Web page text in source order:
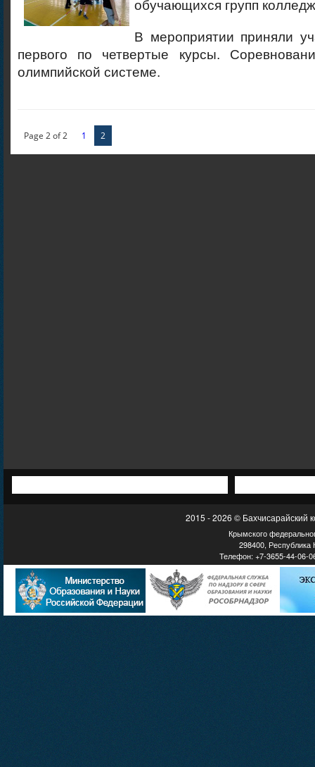
обучающихся групп
В мероприятии приняли
первого по четвертые курсы.
олимпийской системе.
Page 2 of 2 1 2
2015 - 2026 © Бахчисарайский
Крымского
298400, Республика
Телефон: +7-3655-44-06-